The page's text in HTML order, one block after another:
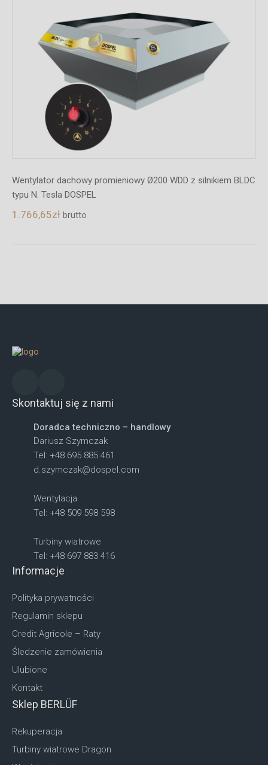
Wentylator dachowy promieniowy Ø150 WDD z silnikiem BLDC
typu N. Tesla DOSPEL
1.355,91zł brutto
Skontaktuj się z nami
Doradca techniczno – handlowy
Dariusz Szymczak
Tel: +48 695 885 461
d.szymczak@dospel.com
Wentylacja
Tel: +48 509 598 598
Turbiny wiatrowe
Tel: +48 697 883 416
Informacje
Polityka prywatności
Regulamin sklepu
Credit Agricole – Raty
Śledzenie zamówienia
Ulubione
Kontakt
Sklep BERLÜF
Rekuperacja
Turbiny wiatrowe Dragon